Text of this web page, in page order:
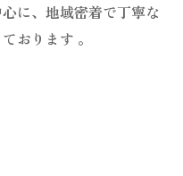
に、地域密着で丁寧な
おります 。